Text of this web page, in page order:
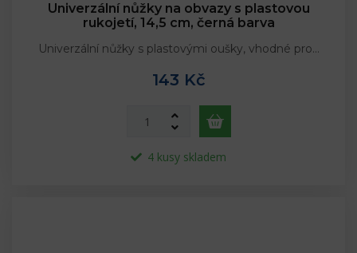
Univerzální nůžky na obvazy s plastovou
rukojetí, 14,5 cm, černá barva
Univerzální nůžky s plastovými oušky, vhodné pro…
143 Kč
4 kusy skladem